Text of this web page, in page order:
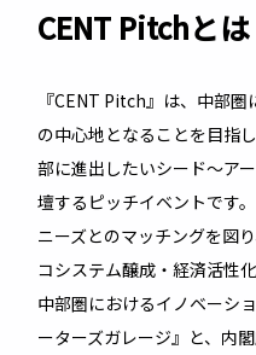
CENT Pitchとは
『CENT Pitch』は、中部
の中心地となることを目指
部に進出したいシード〜ア
壇するピッチイベントです
ニーズとのマッチングを図
コシステム醸成・経済活性
中部圏におけるイノベーシ
ーターズガレージ』と、内